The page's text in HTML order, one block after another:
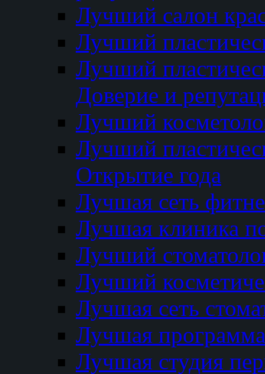
Лучший салон
Лучший
Лучший
Доверие и
Лучший
Лучший
Открытие года
Лучшая сеть
Лучшая клиника
Лучший
Лучший
Лучшая сеть
Лучшая программа
Лучшая студия